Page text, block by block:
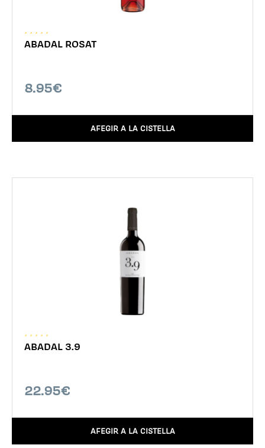
ABADAL ROSAT
8.95€
AFEGIR A LA CISTELLA
ABADAL 3.9
22.95€
AFEGIR A LA CISTELLA